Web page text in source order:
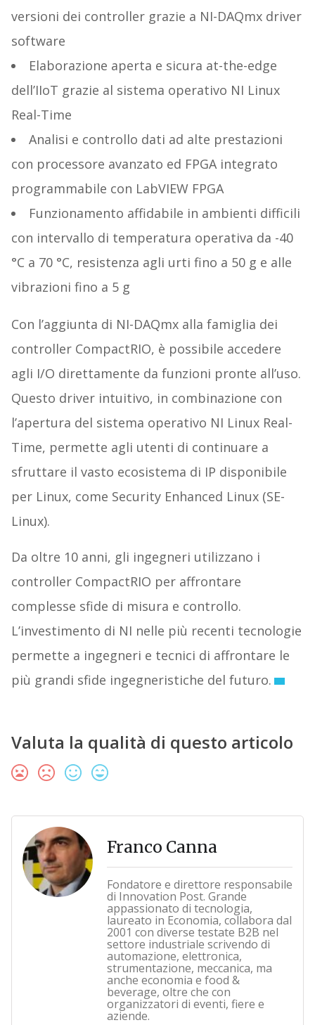
versioni dei controller grazie a NI-DAQmx driver
software
Elaborazione aperta e sicura at-the-edge
dell’IIoT grazie al sistema operativo NI Linux
Real-Time
Analisi e controllo dati ad alte prestazioni
con processore avanzato ed FPGA integrato
programmabile con LabVIEW FPGA
Funzionamento affidabile in ambienti difficili
con intervallo di temperatura operativa da -40
°C a 70 °C, resistenza agli urti fino a 50 g e alle
vibrazioni fino a 5 g
Con l’aggiunta di NI-DAQmx alla famiglia dei
controller CompactRIO, è possibile accedere
agli I/O direttamente da funzioni pronte all’uso.
Questo driver intuitivo, in combinazione con
l’apertura del sistema operativo NI Linux Real-
Time, permette agli utenti di continuare a
sfruttare il vasto ecosistema di IP disponibile
per Linux, come Security Enhanced Linux (SE-
Linux).
Da oltre 10 anni, gli ingegneri utilizzano i
controller CompactRIO per affrontare
complesse sfide di misura e controllo.
L’investimento di NI nelle più recenti tecnologie
permette a ingegneri e tecnici di affrontare le
più grandi sfide ingegneristiche del futuro.
Valuta la qualità di questo articolo
Franco Canna
Fondatore e direttore responsabile
di Innovation Post. Grande
appassionato di tecnologia,
laureato in Economia, collabora dal
2001 con diverse testate B2B nel
settore industriale scrivendo di
automazione, elettronica,
strumentazione, meccanica, ma
anche economia e food &
beverage, oltre che con
organizzatori di eventi, fiere e
aziende.